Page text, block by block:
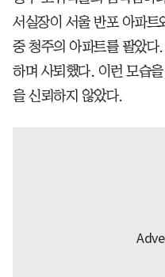
서실장이 서울 반포 아파트
중 청주의 아파트를 팔았다
하며 사퇴했다. 이런 모습
을 신뢰하지 않았다.